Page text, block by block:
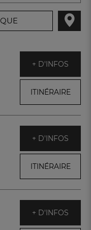
AT
+ D'INFOS
ITINÉRAIRE
+ D'INFOS
ITINÉRAIRE
+ D'INFOS